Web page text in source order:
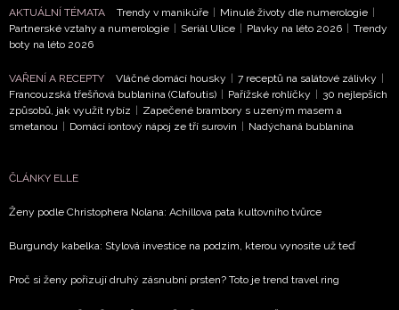
NEWSLETTER
Přihlášením k newsletteru souhlasíte sObchodními
podmínkami společnosti BurdaMedia Extra s.r.o.
ochrany soukromí- BurdaMedia Extra s.r.o. bude s
Vašimi údaji pracovat zejména k organizaci a
AKTUÁLNÍ TÉMATA Trendy v manikúře | Minulé životy dle numerologie |
Partnerské vztahy a numerologie | Seriál Ulice | Plavky na léto 2026 | Trendy
boty na léto 2026
VAŘENÍ A RECEPTY Vláčné domácí housky | 7 receptů na salátové zálivky |
Francouzská třešňová bublanina (Clafoutis) | Pařížské rohlíčky | 30 nejlepších
způsobů, jak využít rybíz | Zapečené brambory s uzeným masem a
smetanou | Domácí iontový nápoj ze tří surovin | Nadýchaná bublanina
ČLÁNKY ELLE
Ženy podle Christophera Nolana: Achillova pata kultovního tvůrce
Burgundy kabelka: Stylová investice na podzim, kterou vynosíte už teď
Proč si ženy pořizují druhý zásnubní prsten? Toto je trend travel ring